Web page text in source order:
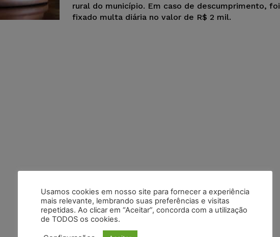
rural do município. Em caso de descumprimento, foi
fixado multa diária no valor de R$ 2 mil.
Usamos cookies em nosso site para fornecer a experiência
mais relevante, lembrando suas preferências e visitas
repetidas. Ao clicar em “Aceitar”, concorda com a utilização
de TODOS os cookies.